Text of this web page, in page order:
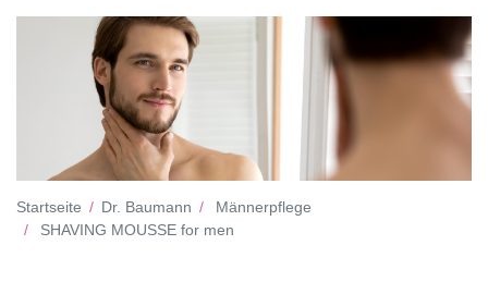
Startseite Dr. Baumann
Männerpflege
SHAVING MOUSSE for men